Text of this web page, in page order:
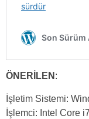
ÖNERİLEN :
İşletim Sistemi:
İşlemci: Intel Core